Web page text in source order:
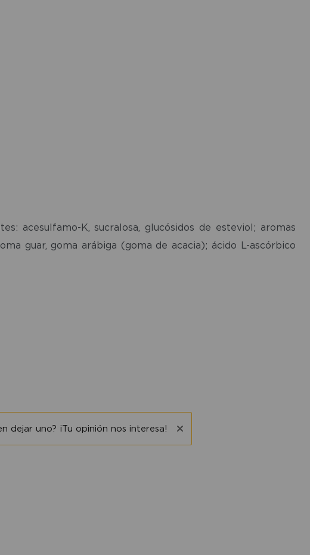
acesulfamo-K, sucralosa, glucósidos de esteviol; aromas
guar, goma arábiga (goma de acacia); ácido L-ascórbico
dejar uno? ¡Tu opinión nos interesa!